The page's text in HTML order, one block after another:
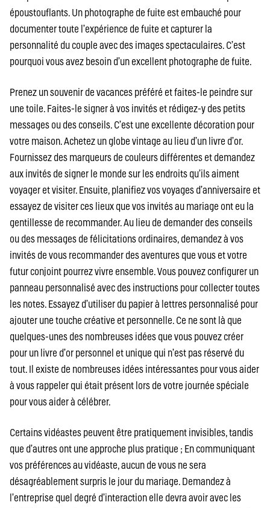
époustouflants. Un photographe de fuite est embauché pour
documenter toute l’expérience de fuite et capturer la
personnalité du couple avec des images spectaculaires. C’est
pourquoi vous avez besoin d’un excellent photographe de fuite.
Prenez un souvenir de vacances préféré et faites-le peindre sur
une toile. Faites-le signer à vos invités et rédigez-y des petits
messages ou des conseils. C’est une excellente décoration pour
votre maison. Achetez un globe vintage au lieu d’un livre d’or.
Fournissez des marqueurs de couleurs différentes et demandez
aux invités de signer le monde sur les endroits qu’ils aiment
voyager et visiter. Ensuite, planifiez vos voyages d’anniversaire et
essayez de visiter ces lieux que vos invités au mariage ont eu la
gentillesse de recommander. Au lieu de demander des conseils
ou des messages de félicitations ordinaires, demandez à vos
invités de vous recommander des aventures que vous et votre
futur conjoint pourrez vivre ensemble. Vous pouvez configurer un
panneau personnalisé avec des instructions pour collecter toutes
les notes. Essayez d’utiliser du papier à lettres personnalisé pour
ajouter une touche créative et personnelle. Ce ne sont là que
quelques-unes des nombreuses idées que vous pouvez créer
pour un livre d’or personnel et unique qui n’est pas réservé du
tout. Il existe de nombreuses idées intéressantes pour vous aider
à vous rappeler qui était présent lors de votre journée spéciale
pour vous aider à célébrer.
Certains vidéastes peuvent être pratiquement invisibles, tandis
que d’autres ont une approche plus pratique ; En communiquant
vos préférences au vidéaste, aucun de vous ne sera
désagréablement surpris le jour du mariage. Demandez à
l’entreprise quel degré d’interaction elle devra avoir avec les